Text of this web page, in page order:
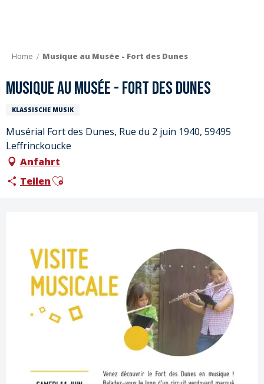
Home Musique au Musée - Fort des Dunes
Musique au Musée - Fort des Dunes
KLASSISCHE MUSIK
Musérial Fort des Dunes, Rue du 2 juin 1940, 59495
Leffrinckoucke
Anfahrt
TeilenAjouter aux favoris